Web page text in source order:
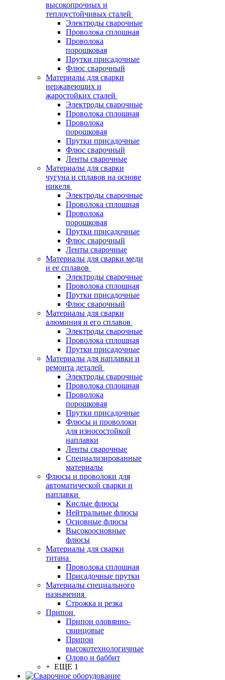
высокопрочных и
теплоустойчивых сталей
Электроды сварочные
Проволока сплошная
Проволока
порошковая
Прутки присадочные
Флюс сварочный
Материалы для сварки
нержавеющих и
жаростойких сталей
Электроды сварочные
Проволока сплошная
Проволока
порошковая
Прутки присадочные
Флюс сварочный
Ленты сварочные
Материалы для сварки
чугуна и сплавов на основе
никеля
Электроды сварочные
Проволока сплошная
Проволока
порошковая
Прутки присадочные
Флюс сварочный
Ленты сварочные
Материалы для сварки меди
и ее сплавов
Электроды сварочные
Проволока сплошная
Прутки присадочные
Флюс сварочный
Материалы для сварки
алюминия и его сплавов
Электроды сварочные
Проволока сплошная
Прутки присадочные
Материалы для наплавки и
ремонта деталей
Электроды сварочные
Проволока сплошная
Проволока
порошковая
Прутки присадочные
Флюсы и проволоки
для износостойкой
наплавки
Ленты сварочные
Специализированные
материалы
Флюсы и проволоки для
автоматической сварки и
наплавки
Кислые флюсы
Нейтральные флюсы
Основные флюсы
Высокоосновные
флюсы
Материалы для сварки
титана
Проволока сплошная
Присадочные прутки
Материалы специального
назначения
Строжка и резка
Припои
Припои оловянно-
свинцовые
Припои
высокотехнологичные
Олово и баббит
+ ЕЩЕ 1